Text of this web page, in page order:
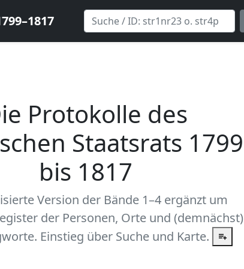
Protokolle des
Staatsrats 1799
bis 1817
Version der Bände 1–4 ergänzt um
der Personen, Orte und (demnächst)
Einstieg über Suche und Karte.